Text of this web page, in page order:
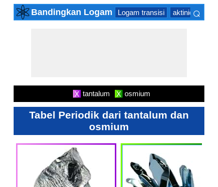
Bandingkan Logam Logam transisi aktinida⌕
X tantalum X osmium
Tabel Periodik dari tantalum dan
osmium